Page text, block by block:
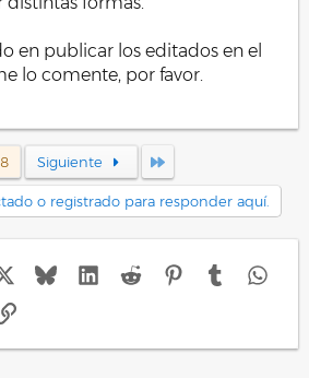
en publicar los editados en el
lo comente, por favor.
Siguiente
o registrado para responder aquí.
BlueskyLinkedIn
Reddit PinterestTumblr
Enlace